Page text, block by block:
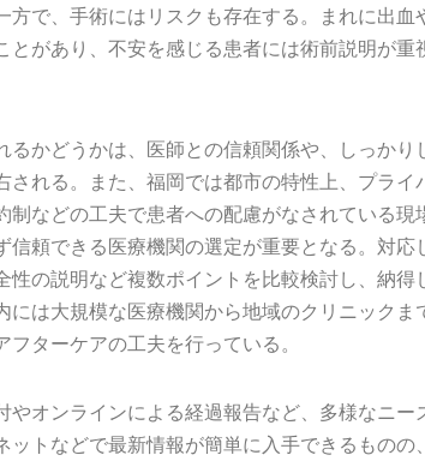
で、手術にはリスクも存在する。まれに出血
とがあり、不安を感じる患者には術前説明が重
るかどうかは、医師との信頼関係や、しっかり
される。また、福岡では都市の特性上、プライ
制などの工夫で患者への配慮がなされている現
信頼できる医療機関の選定が重要となる。対応
性の説明など複数ポイントを比較検討し、納得
には大規模な医療機関から地域のクリニックま
ターケアの工夫を行っている。
やオンラインによる経過報告など、多様なニー
トなどで最新情報が簡単に入手できるものの